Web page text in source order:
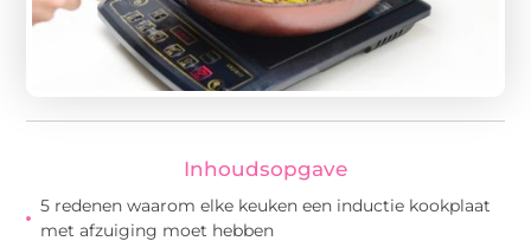
Inhoudsopgave
5 redenen waarom elke keuken een inductie kookplaat
met afzuiging moet hebben